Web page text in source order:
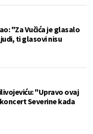
"Za Vučića je glasalo
ti glasovi nisu
"Upravo ovaj
Severine kada